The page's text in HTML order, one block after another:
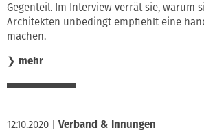
Gegenteil. Im Interview verrät sie, warum
Architekten unbedingt empfiehlt eine
machen.
❯ mehr
12.10.2020 Verband & Innungen